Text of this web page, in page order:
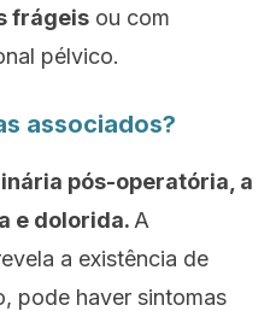
frágeis ou com
pélvico.
associados?
pós-operatória, a
e dolorida. A
a existência de
pode haver sintomas